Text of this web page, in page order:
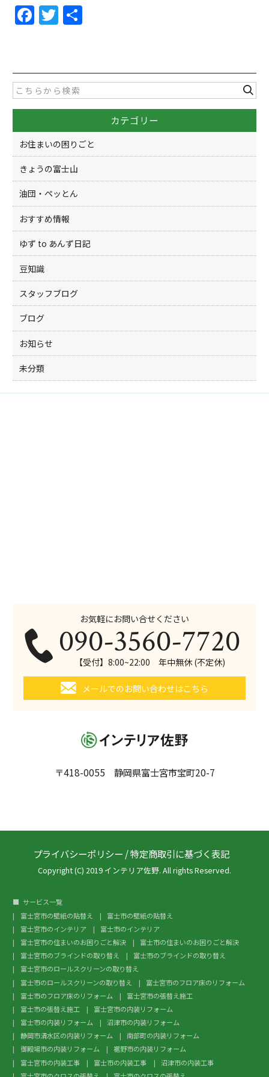
F
a
e
b
o
o
k
T
w
er
カテゴリー
お住まいの困りごと
きょうの富士山
油団・ペッとん
おすすめ情報
ゆず to あんず日記
豆知識
スタッフブログ
ブログ
お知らせ
未分類
お気軽にお問い合せください
090-3560-7720
【受付】8:00~22:00 年中無休 (不定休)
メールでのお問い合わせはこちら
〒418-0055 静岡県富士宮市宝町20-7
プライバシーポリシー /特定商取引に基づく表記
Copyright (C) 2019 インテリア佐野. All rights Reserved.
サービス一覧
富士宮市の壁紙の貼替え
富士市の壁紙の貼替え
富士宮市のインテリア
富士市のインテリア
富士宮市の住まいのお困りごと解決
富士市の住まいのお困りごと解決
富士宮市のブラインドの取り替え
富士市のブラインドの取り替え
富士宮市のロールスクリーンの取り替え
富士市のロールスクリーンの取り替え
富士宮市のフロア床のリフォーム
富士市のフロア床のリフォーム
富士宮市の張替え施工
富士市の張替え施工
富士宮市の内装リフォーム
富士市の内装リフォーム
沼津市の内装リフォーム
静岡市清水区の内装リフォーム
南部町の内装リフォーム
御殿場市の内装リフォーム
裾野市の内装リフォーム
富士宮市の内装工事
富士市の内装工事
沼津市の内装工事